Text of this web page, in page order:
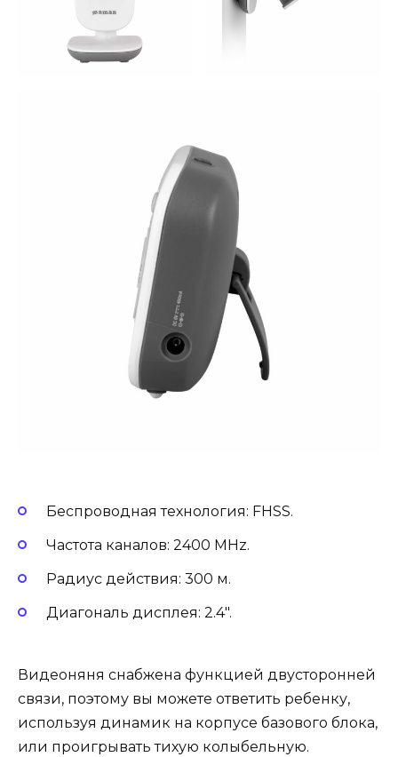
Беспроводная технология: FHSS.
Частота каналов: 2400 MHz.
Радиус действия: 300 м.
Диагональ дисплея: 2.4″.
Видеоняня снабжена функцией двусторонней
связи, поэтому вы можете ответить ребенку,
используя динамик на корпусе базового блока,
или проигрывать тихую колыбельную.